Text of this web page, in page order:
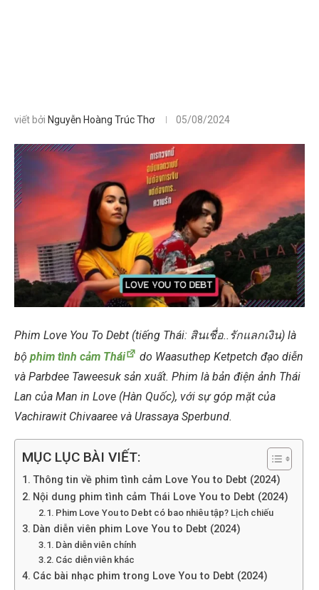
viết bởi Nguyễn Hoàng Trúc Thơ 05/08/2024
Phim Love You To Debt (tiếng Thái: สินเชื่อ..รักแลกเงิน) là
bộ phim tình cảm Thái
do Waasuthep Ketpetch đạo diễn
và Parbdee Taweesuk sản xuất. Phim là bản điện ảnh Thái
Lan của Man in Love (Hàn Quốc), với sự góp mặt của
Vachirawit Chivaaree và Urassaya Sperbund.
MỤC LỤC BÀI VIẾT:
Thông tin về phim tình cảm Love You to Debt (2024)
Nội dung phim tình cảm Thái Love You to Debt (2024)
Phim Love You to Debt có bao nhiêu tập? Lịch chiếu
Dàn diễn viên phim Love You to Debt (2024)
Dàn diễn viên chính
Các diễn viên khác
Các bài nhạc phim trong Love You to Debt (2024)